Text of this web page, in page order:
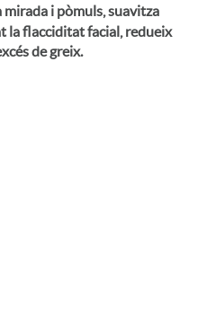
mirada i pòmuls, suavitza
la flacciditat facial, redueix
de greix.